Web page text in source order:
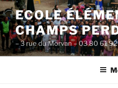
Aller
au
contenu
principal
ECOLE
CHAMPS
– 3 rue du Morvan – 03 80 61